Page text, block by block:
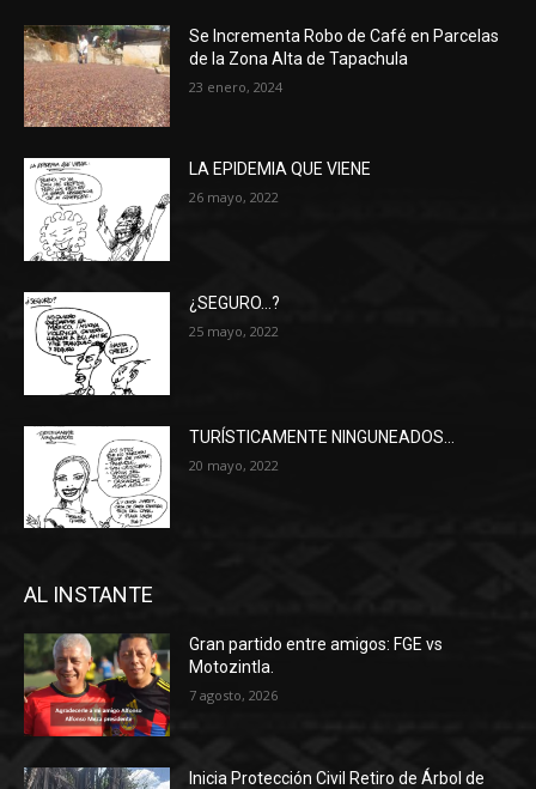
Se Incrementa Robo de Café en Parcelas
de la Zona Alta de Tapachula
23 enero, 2024
LA EPIDEMIA QUE VIENE
26 mayo, 2022
¿SEGURO…?
25 mayo, 2022
TURÍSTICAMENTE NINGUNEADOS…
20 mayo, 2022
AL INSTANTE
Gran partido entre amigos: FGE vs
Motozintla.
7 agosto, 2026
Inicia Protección Civil Retiro de Árbol de